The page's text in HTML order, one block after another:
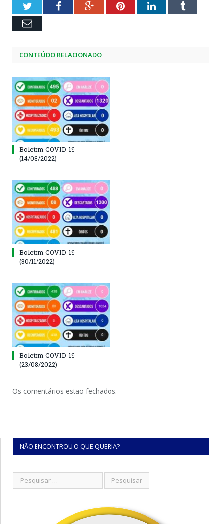
TwitterFacebookGoogle+PinterestLinkedInTumblr
Email
CONTEÚDO RELACIONADO
Boletim COVID-19
(14/08/2022)
Boletim COVID-19
(30/11/2022)
Boletim COVID-19
(23/08/2022)
Os comentários estão fechados.
NÃO ENCONTROU O QUE QUERIA?